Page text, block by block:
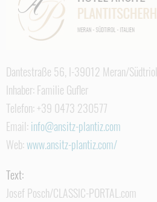
Dantestraße 56, I-39012 Meran/Südtriol
Inhaber: Familie Gufler
Telefon: +39 0473 230577
Email:info@ansitz-plantiz.com
Web:www.ansitz-plantiz.com/
Text:
Josef Posch/CLASSIC-PORTAL.com